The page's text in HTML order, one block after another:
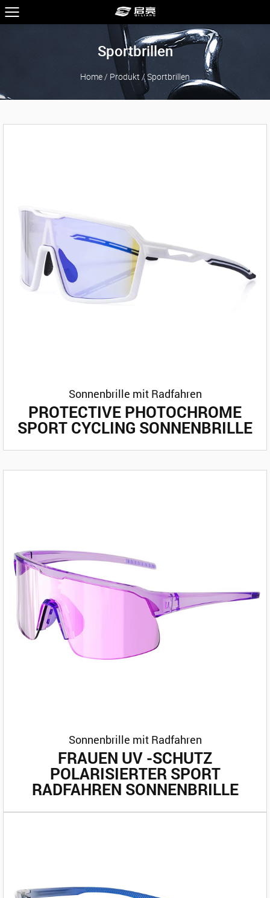
Sportbrillen
Home/ Produkt /Sportbrillen
Sonnenbrille mit Radfahren
PROTECTIVE PHOTOCHROME
SPORT CYCLING SONNENBRILLE
Sonnenbrille mit Radfahren
FRAUEN UV -SCHUTZ
POLARISIERTER SPORT
RADFAHREN SONNENBRILLE